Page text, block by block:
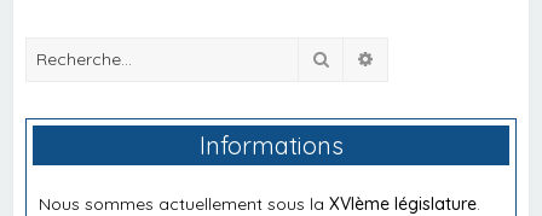
Rechercher
Informations
Nous sommes actuellement sous laXVIème législature